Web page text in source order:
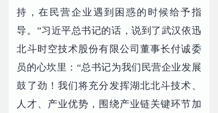
持，在民营企业遇到困惑的时候给予指
导。”习近平总书记的话，说到了武汉依迅
北斗时空技术股份有限公司董事长付诚委
员的心坎里：“总书记为我们民营企业发展
鼓了劲！我们将充分发挥湖北北斗技术、
人才、产业优势，围绕产业链关键环节加